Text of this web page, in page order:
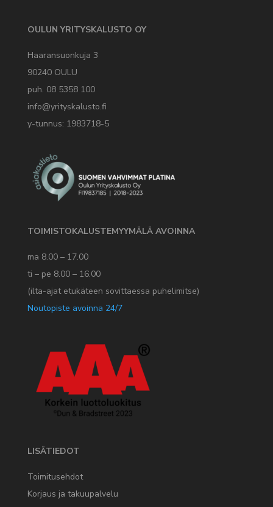
OULUN YRITYSKALUSTO OY
Haaransuonkuja 3
90240 OULU
puh. 08 5358 100
info@yrityskalusto.fi
y-tunnus: 1983718-5
TOIMISTOKALUSTEMYYMÄLÄ AVOINNA
ma 8.00 – 17.00
ti – pe 8.00 – 16.00
(ilta-ajat etukäteen sovittaessa puhelimitse)
Noutopiste avoinna 24/7
LISÄTIEDOT
Toimitusehdot
Korjaus ja takuupalvelu